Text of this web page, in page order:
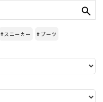
#スニーカー #ブーツ